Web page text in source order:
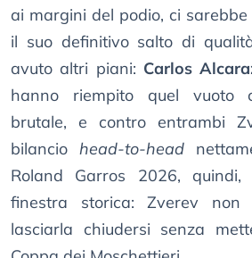
ai margini del podio, ci
il suo definitivo salto di
avuto altri piani: Carlos
hanno riempito quel vuoto
brutale, e contro entrambi
bilancio head-to-head
Roland Garros 2026,
finestra storica: Zverev
lasciarla chiudersi senza